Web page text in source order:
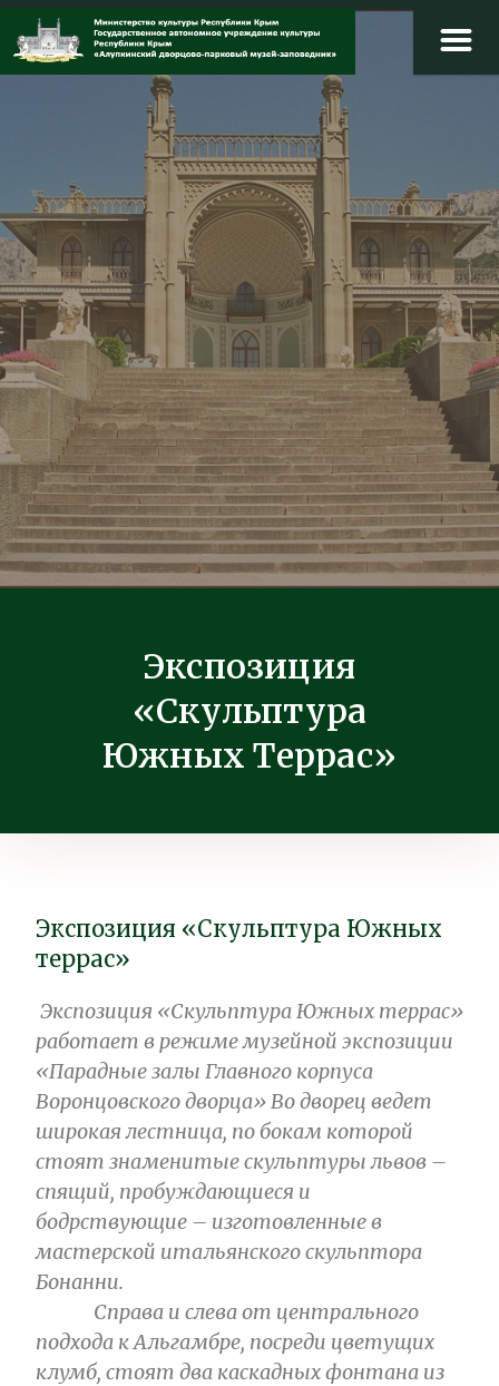
Экспозиция
«Скульптура
Южных Террас»
Экспозиция «Скульптура Южных
террас»
Экспозиция «Скульптура Южных террас»
работает в режиме музейной экспозиции
«Парадные залы Главного корпуса
Воронцовского дворца»Во дворец ведет
широкая лестница, по бокам которой
стоят знаменитые скульптуры львов –
спящий, пробуждающиеся и
бодрствующие – изготовленные в
мастерской итальянского скульптора
Бонанни.
Справа и слева от центрального
подхода к Альгамбре, посреди цветущих
клумб, стоят два каскадных фонтана из